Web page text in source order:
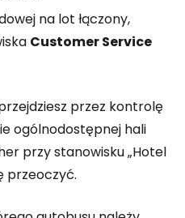
na lot łączony,
Customer Service
przez kontrolę
ogólnodostępnej hali
przy stanowisku „Hotel
przeoczyć.